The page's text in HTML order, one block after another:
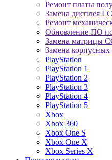
Ремонт платы
Замена дисплея
Ремонт
Обновление ПО
Замена матрицы
Замена
PlayStation
PlayStation 1
PlayStation 2
PlayStation 3
PlayStation 4
PlayStation 5
Xbox
Xbox 360
Xbox One S
Xbox One X
Xbox Series X